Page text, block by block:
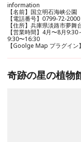
information
【名前】国立明石海峡公園
【電話番号】0799-72-2000
【住所】兵庫県淡路市夢舞
【営業時間】4月〜8月
9:30〜16:30
【Goolge Map プラグイン】
奇跡の星の植物